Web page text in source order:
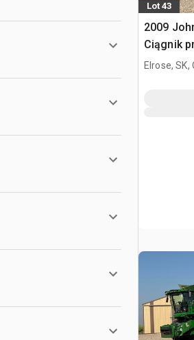
Lot 43
2009
Ciągnik
Elrose, SK,